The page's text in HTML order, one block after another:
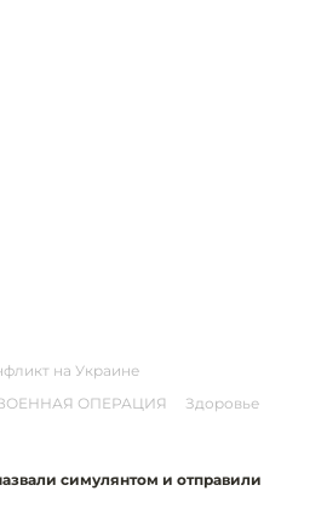
на Украине
ОПЕРАЦИЯ Здоровье
симулянтом и отправили